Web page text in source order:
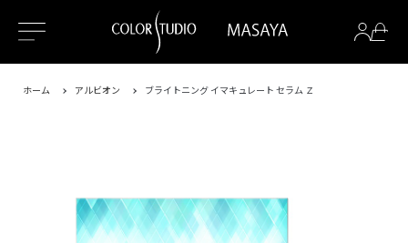
ホーム アルビオン ブライトニング イマキュレート セラム Ｚ